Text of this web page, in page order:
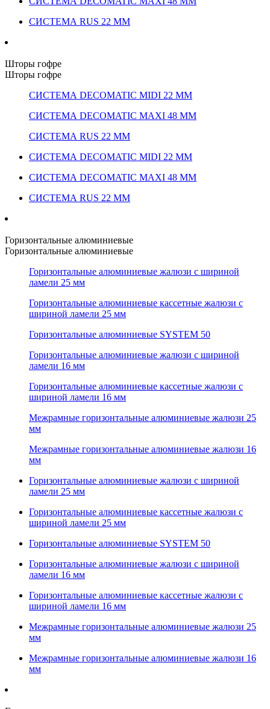
СИСТЕМА RUS 22 ММ
Шторы гофре
Шторы гофре
СИСТЕМА DECOMATIC MIDI 22 ММ
СИСТЕМА DECOMATIC MAXI 48 ММ
СИСТЕМА RUS 22 ММ
СИСТЕМА DECOMATIC MIDI 22 ММ
СИСТЕМА DECOMATIC MAXI 48 ММ
СИСТЕМА RUS 22 ММ
Горизонтальные алюминиевые
Горизонтальные алюминиевые
Горизонтальные алюминиевые жалюзи с шириной
ламели 25 мм
Горизонтальные алюминиевые кассетные жалюзи с
шириной ламели 25 мм
Горизонтальные алюминиевые SYSTEM 50
Горизонтальные алюминиевые жалюзи с шириной
ламели 16 мм
Горизонтальные алюминиевые кассетные жалюзи с
шириной ламели 16 мм
Межрамные горизонтальные алюминиевые жалюзи 25
мм
Межрамные горизонтальные алюминиевые жалюзи 16
мм
Горизонтальные алюминиевые жалюзи с шириной
ламели 25 мм
Горизонтальные алюминиевые кассетные жалюзи с
шириной ламели 25 мм
Горизонтальные алюминиевые SYSTEM 50
Горизонтальные алюминиевые жалюзи с шириной
ламели 16 мм
Горизонтальные алюминиевые кассетные жалюзи с
шириной ламели 16 мм
Межрамные горизонтальные алюминиевые жалюзи 25
мм
Межрамные горизонтальные алюминиевые жалюзи 16
мм